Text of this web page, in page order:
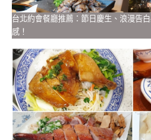
台北約會餐廳推薦：節日慶生、浪漫告
感！